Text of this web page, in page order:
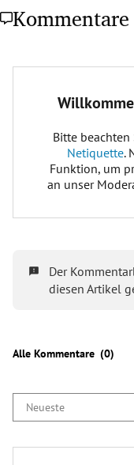
Kommentare